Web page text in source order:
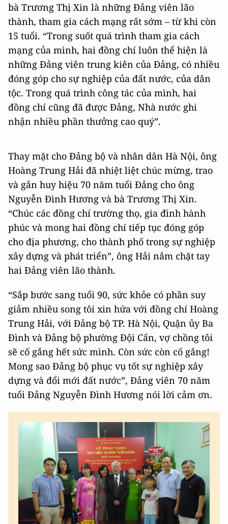
bà Trương Thị Xin là những Đảng viên lão
thành, tham gia cách mạng rất sớm – từ khi còn
15 tuổi. “Trong suốt quá trình tham gia cách
mạng của mình, hai đồng chí luôn thể hiện là
những Đảng viên trung kiên của Đảng, có nhiều
đóng góp cho sự nghiệp của đất nước, của dân
tộc. Trong quá trình công tác của mình, hai
đồng chí cũng đã được Đảng, Nhà nước ghi
nhận nhiều phần thưởng cao quý”.
Thay mặt cho Đảng bộ và nhân dân Hà Nội, ông
Hoàng Trung Hải đã nhiệt liệt chúc mừng, trao
và gắn huy hiệu 70 năm tuổi Đảng cho ông
Nguyễn Đình Hương và bà Trương Thị Xin.
“Chúc các đồng chí trường thọ, gia đình hành
phúc và mong hai đồng chí tiếp tục đóng góp
cho địa phương, cho thành phố trong sự nghiệp
xây dựng và phát triển”, ông Hải nắm chặt tay
hai Đảng viên lão thành.
“Sắp bước sang tuổi 90, sức khỏe có phần suy
giảm nhiều song tôi xin hứa với đồng chí Hoàng
Trung Hải, với Đảng bộ TP. Hà Nội, Quận ủy Ba
Đình và Đảng bộ phường Đội Cấn, vợ chồng tôi
sẽ cố gắng hết sức mình. Còn sức còn cố gắng!
Mong sao Đảng bộ phục vụ tốt sự nghiệp xây
dựng và đổi mới đất nước”, Đảng viên 70 năm
tuổi Đảng Nguyễn Đình Hương nói lời cảm ơn.